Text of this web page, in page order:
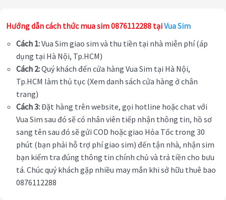
Hướng dẫn cách thức mua sim 0876112288 tạiVua Sim
Cách 1:Vua Sim giao sim và thu tiền tại nhà miễn phí (áp
dụng tại Hà Nội, Tp.HCM)
Cách 2:Quý khách đến cửa hàng Vua Sim tại Hà Nội,
Tp.HCM làm thủ tục (Xem danh sách cửa hàng ở chân
trang)
Cách 3:Đặt hàng trên website, gọi hotline hoặc chat với
Vua Sim sau đó sẽ có nhân viên tiếp nhận thông tin, hồ sơ
sang tên sau đó sẽ gửi COD hoặc giao Hỏa Tốc trong 30
phút (bạn phải hỗ trợ phí giao sim) đến tận nhà, nhận sim
bạn kiểm tra đúng thông tin chính chủ và trả tiền cho bưu
tá. Chúc quý khách gặp nhiều may mắn khi sở hữu thuê bao
0876112288